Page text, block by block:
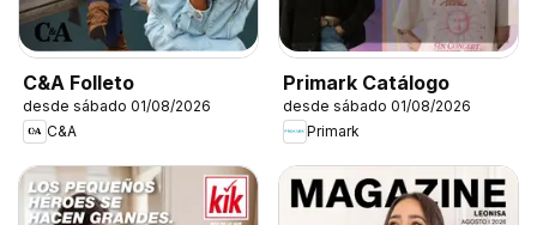
C&A Folleto
desde sábado 01/08/2026
C&A
Primark Catálogo
desde sábado 01/08/2026
Primark